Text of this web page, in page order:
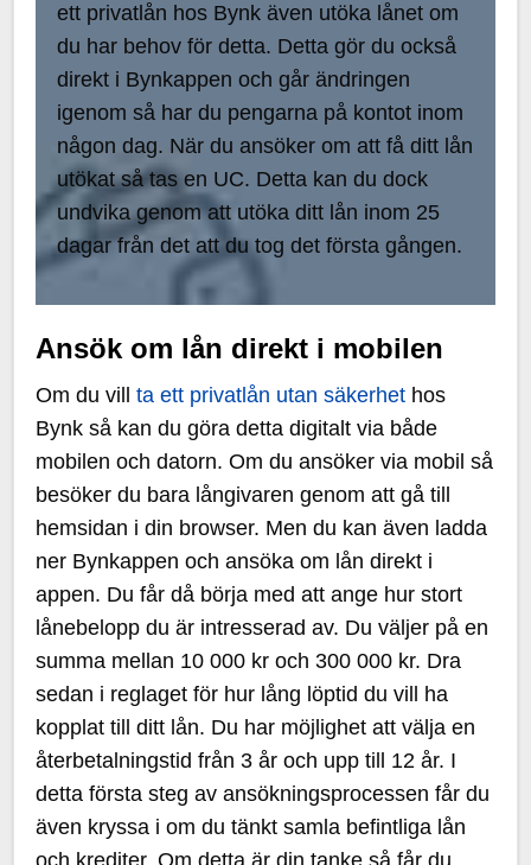
ett privatlån hos Bynk även utöka lånet om
du har behov för detta. Detta gör du också
direkt i Bynkappen och går ändringen
igenom så har du pengarna på kontot inom
någon dag. När du ansöker om att få ditt lån
utökat så tas en UC. Detta kan du dock
undvika genom att utöka ditt lån inom 25
dagar från det att du tog det första gången.
Ansök om lån direkt i mobilen
Om du villta ett privatlån utan säkerhet hos
Bynk så kan du göra detta digitalt via både
mobilen och datorn. Om du ansöker via mobil så
besöker du bara långivaren genom att gå till
hemsidan i din browser. Men du kan även ladda
ner Bynkappen och ansöka om lån direkt i
appen. Du får då börja med att ange hur stort
lånebelopp du är intresserad av. Du väljer på en
summa mellan 10 000 kr och 300 000 kr. Dra
sedan i reglaget för hur lång löptid du vill ha
kopplat till ditt lån. Du har möjlighet att välja en
återbetalningstid från 3 år och upp till 12 år. I
detta första steg av ansökningsprocessen får du
även kryssa i om du tänkt samla befintliga lån
och krediter. Om detta är din tanke så får du